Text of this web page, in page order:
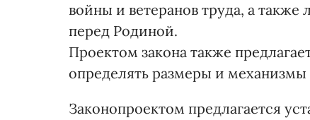
войны и ветеранов труда, а
перед Родиной.
Проектом закона также
определять размеры и
Законопроектом предлагается